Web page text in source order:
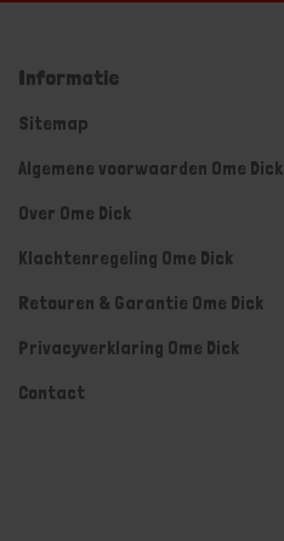
Informatie
Sitemap
Algemene voorwaarden Ome Dick
Over Ome Dick
Klachtenregeling Ome Dick
Retouren & Garantie Ome Dick
Privacyverklaring Ome Dick
Contact